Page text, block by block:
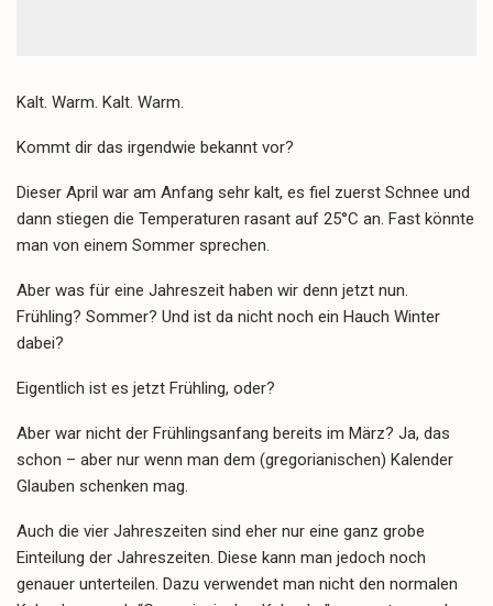
Kalt. Warm. Kalt. Warm.
Kommt dir das irgendwie bekannt vor?
Dieser April war am Anfang sehr kalt, es fiel zuerst Schnee und
dann stiegen die Temperaturen rasant auf 25°C an. Fast könnte
man von einem Sommer sprechen.
Aber was für eine Jahreszeit haben wir denn jetzt nun.
Frühling? Sommer? Und ist da nicht noch ein Hauch Winter
dabei?
Eigentlich ist es jetzt Frühling, oder?
Aber war nicht der Frühlingsanfang bereits im März? Ja, das
schon – aber nur wenn man dem (gregorianischen) Kalender
Glauben schenken mag.
Auch die vier Jahreszeiten sind eher nur eine ganz grobe
Einteilung der Jahreszeiten. Diese kann man jedoch noch
genauer unterteilen. Dazu verwendet man nicht den normalen